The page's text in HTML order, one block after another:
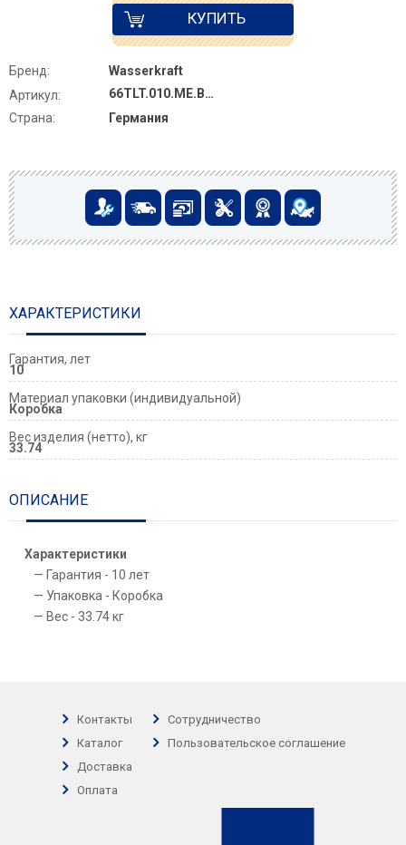
КУПИТЬ
Бренд:
Wasserkraft
Артикул:
66TLT.010.ME.BL.BN04
Страна:
Германия
ХАРАКТЕРИСТИКИ
Гарантия, лет
10
Материал упаковки (индивидуальной)
Коробка
Вес изделия (нетто), кг
33.74
ОПИСАНИЕ
Характеристики
Гарантия - 10 лет
Упаковка - Коробка
Вес - 33.74 кг
Контакты
Каталог
Доставка
Оплата
Сотрудничество
Пользовательское соглашение